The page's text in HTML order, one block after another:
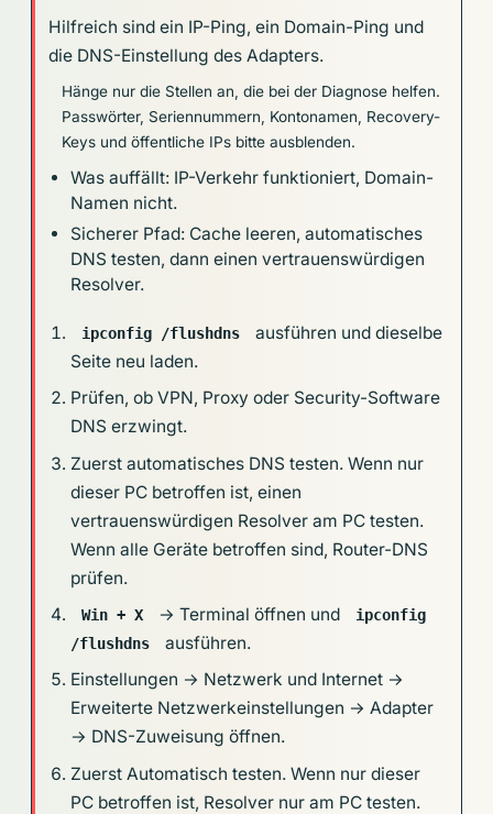
Hilfreich sind ein IP-Ping, ein Domain-Ping und
die DNS-Einstellung des Adapters.
Hänge nur die Stellen an, die bei der Diagnose helfen.
Passwörter, Seriennummern, Kontonamen, Recovery-
Keys und öffentliche IPs bitte ausblenden.
Was auffällt: IP-Verkehr funktioniert, Domain-
Namen nicht.
Sicherer Pfad: Cache leeren, automatisches
DNS testen, dann einen vertrauenswürdigen
Resolver.
ipconfig /flushdns
ausführen und dieselbe
Seite neu laden.
Prüfen, ob VPN, Proxy oder Security-Software
DNS erzwingt.
Zuerst automatisches DNS testen. Wenn nur
dieser PC betroffen ist, einen
vertrauenswürdigen Resolver am PC testen.
Wenn alle Geräte betroffen sind, Router-DNS
prüfen.
Win + X → Terminal öffnen und
ipconfig
/flushdns
ausführen.
Einstellungen → Netzwerk und Internet →
Erweiterte Netzwerkeinstellungen → Adapter
→ DNS-Zuweisung öffnen.
Zuerst Automatisch testen. Wenn nur dieser
PC betroffen ist, Resolver nur am PC testen.